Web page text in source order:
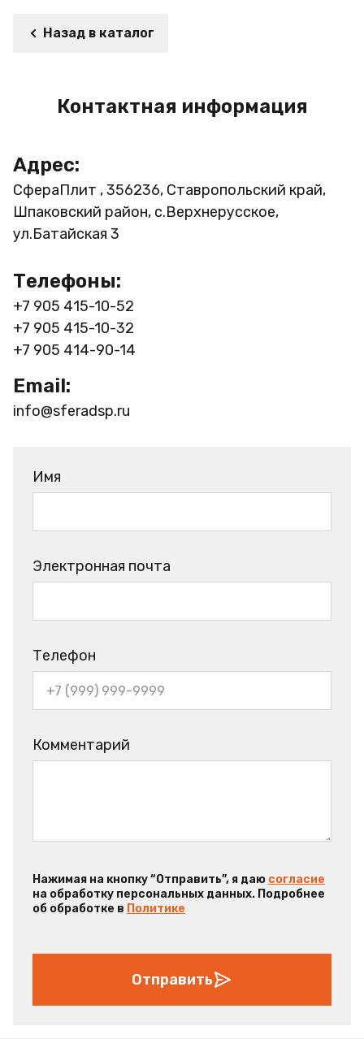
Назад в каталог
Контактная информация
Адрес:
СфераПлит , 356236, Ставропольский край,
Шпаковский район, с.Верхнерусское,
ул.Батайская 3
Телефоны:
+7 905 415-10-52
+7 905 415-10-32
+7 905 414-90-14
Email:
info@sferadsp.ru
Имя
Электронная почта
Телефон
Комментарий
Нажимая на кнопку “Отправить”, я даю согласие
на обработку персональных данных. Подробнее
об обработке в Политике
Отправить